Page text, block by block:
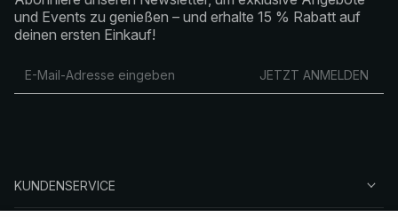
und Events zu genießen – und erhalte 15 % Rabatt auf
deinen ersten Einkauf!
JETZT ANMELDEN
KUNDENSERVICE